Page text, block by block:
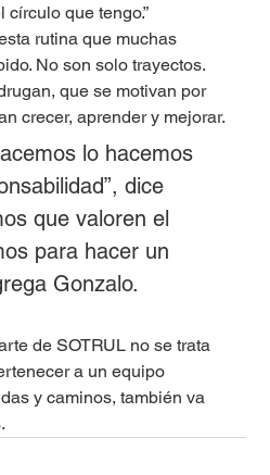
que tengo.”
rutina que muchas
No son solo trayectos.
que se motivan por
crecer, aprender y mejorar.
lo hacemos
dice
que valoren el
para hacer un
Gonzalo.
de SOTRUL no se trata
a un equipo
y caminos, también va